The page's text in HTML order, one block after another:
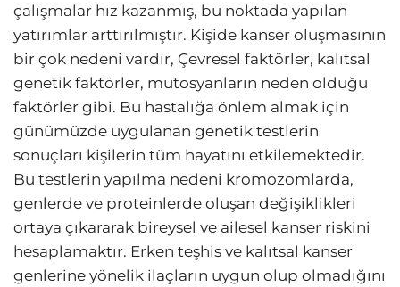
çalışmalar hız kazanmış, bu noktada yapılan
yatırımlar arttırılmıştır. Kişide kanser oluşmasının
bir çok nedeni vardır, Çevresel faktörler, kalıtsal
genetik faktörler, mutosyanların neden olduğu
faktörler gibi. Bu hastalığa önlem almak için
günümüzde uygulanan genetik testlerin
sonuçları kişilerin tüm hayatını etkilemektedir.
Bu testlerin yapılma nedeni kromozomlarda,
genlerde ve proteinlerde oluşan değişiklikleri
ortaya çıkararak bireysel ve ailesel kanser riskini
hesaplamaktır. Erken teşhis ve kalıtsal kanser
genlerine yönelik ilaçların uygun olup olmadığını